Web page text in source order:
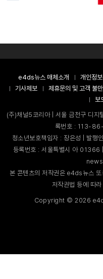
e4ds뉴스 매체소개 개인정
기사제보
제휴문의 및 고객 불
보
(주)채널5코리아 | 서울 금천구 디
록번호 : 113-
청소년보호책임자 : 장은성 | 발
등록번호 : 서울특별시 아
본 콘텐츠의 저작권은 e4ds뉴스
저작권법 등에 따
Copyright ©2026